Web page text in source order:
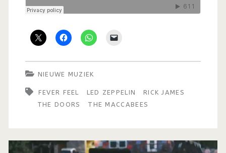
NIEUWE MUZIEK
FEVER FEEL LED ZEPPELIN
RICK JAMES
THE DOORS
THE MACCABEES